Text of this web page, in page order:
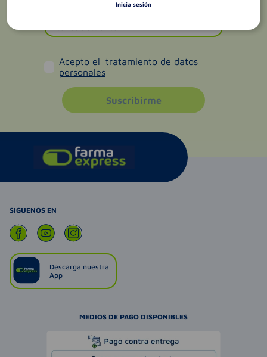
Acepto el tratamiento de datos
personales
Suscribirme
SIGUENOS EN
Descarga nuestra
App
MEDIOS DE PAGO DISPONIBLES
Inicia sesión